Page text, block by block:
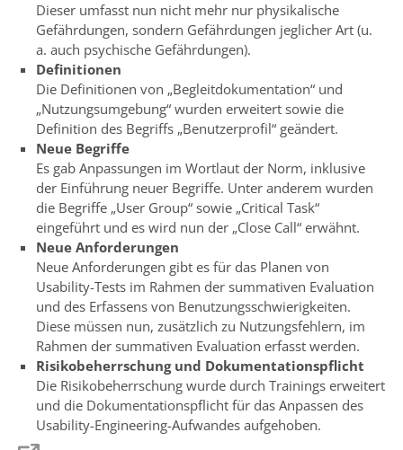
Dieser umfasst nun nicht mehr nur physikalische
Gefährdungen, sondern Gefährdungen jeglicher Art (u.
a. auch psychische Gefährdungen).
Definitionen
Die Definitionen von „Begleitdokumentation“ und
„Nutzungsumgebung“ wurden erweitert sowie die
Definition des Begriffs „Benutzerprofil“ geändert.
Neue Begriffe
Es gab Anpassungen im Wortlaut der Norm, inklusive
der Einführung neuer Begriffe. Unter anderem wurden
die Begriffe „User Group“ sowie „Critical Task“
eingeführt und es wird nun der „Close Call“ erwähnt.
Neue Anforderungen
Neue Anforderungen gibt es für das Planen von
Usability-Tests im Rahmen der summativen Evaluation
und des Erfassens von Benutzungsschwierigkeiten.
Diese müssen nun, zusätzlich zu Nutzungsfehlern, im
Rahmen der summativen Evaluation erfasst werden.
Risikobeherrschung und Dokumentationspflicht
Die Risikobeherrschung wurde durch Trainings erweitert
und die Dokumentationspflicht für das Anpassen des
Usability-Engineering-Aufwandes aufgehoben.